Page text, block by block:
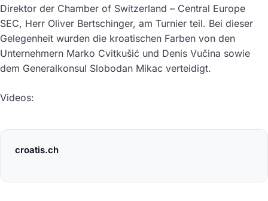
Direktor der Chamber of Switzerland – Central Europe
SEC, Herr Oliver Bertschinger, am Turnier teil. Bei dieser
Gelegenheit wurden die kroatischen Farben von den
Unternehmern Marko Cvitkušić und Denis Vučina sowie
dem Generalkonsul Slobodan Mikac verteidigt.
Videos:
croatis.ch